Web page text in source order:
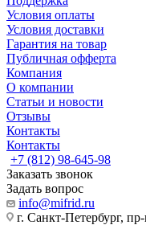
Условия оплаты
Условия доставки
Гарантия на товар
Публичная офферта
Компания
О компании
Статьи и новости
Отзывы
Контакты
Контакты
+7 (812) 98-645-98
Заказать звонок
Задать вопрос
info@mifrid.ru
г. Санкт-Петербург,